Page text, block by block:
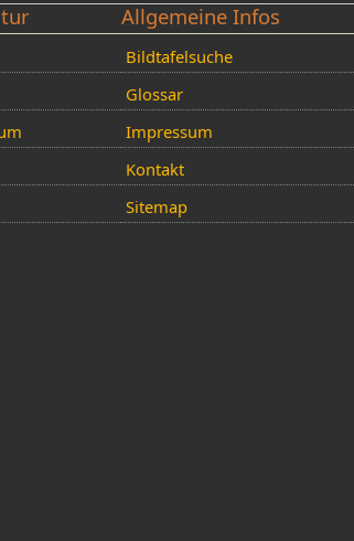
Allgemeine Infos
Bildtafelsuche
Glossar
Impressum
Kontakt
Sitemap